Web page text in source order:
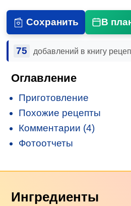
Сохранить В
75 добавлений в книгу
Оглавление
Приготовление
Похожие рецепты
Комментарии (4)
Фотоотчеты
Ингредиенты